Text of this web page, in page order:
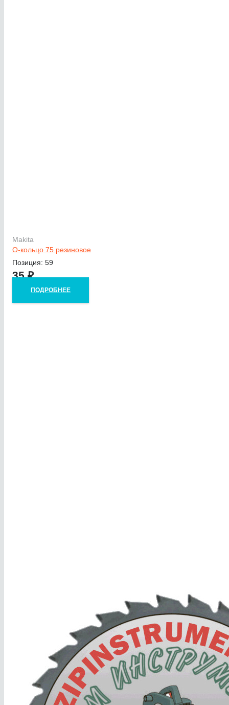
Makita
О-кольцо 75 резиновое
Позиция: 59
35₽
ПОДРОБНЕЕ